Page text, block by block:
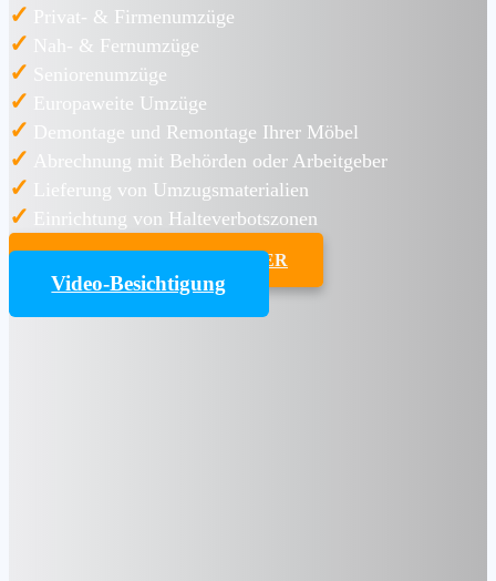
✓ Privat- & Firmenumzüge
✓ Nah- & Fernumzüge
✓ Seniorenumzüge
✓ Europaweite Umzüge
✓ Demontage und Remontage Ihrer Möbel
✓ Abrechnung mit Behörden oder Arbeitgeber
✓ Lieferung von Umzugsmaterialien
✓ Einrichtung von Halteverbotszonen
UMZUGSKOSTENRECHNER
Video-Besichtigung